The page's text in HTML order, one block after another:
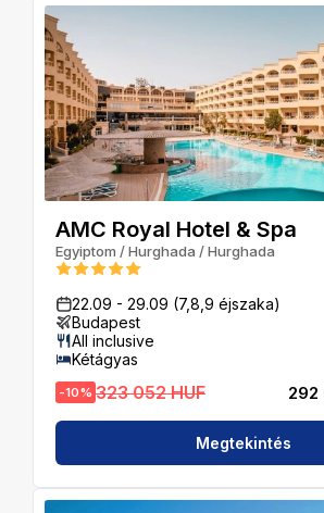
AMC Royal Hotel & Spa
Egyiptom /Hurghada /Hurghada
22.09 - 29.09 (7,8,9 éjszaka)
Budapest
All inclusive
Kétágyas
-10% 323 052 HUF 292
Megtekintés